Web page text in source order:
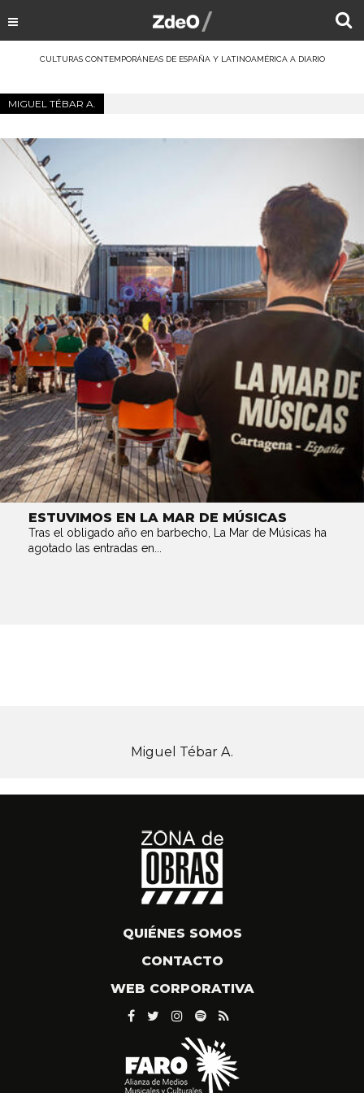
CULTURAS CONTEMPORÁNEAS DE ESPAÑA Y LATINOAMÉRICA A DIARIO
MIGUEL TÉBAR A.
ESTUVIMOS EN LA MAR DE MÚSICAS
Tras el obligado año en barbecho, La Mar de Músicas ha
agotado las entradas en...
Miguel Tébar A.
QUIÉNES SOMOS
CONTACTO
WEB CORPORATIVA